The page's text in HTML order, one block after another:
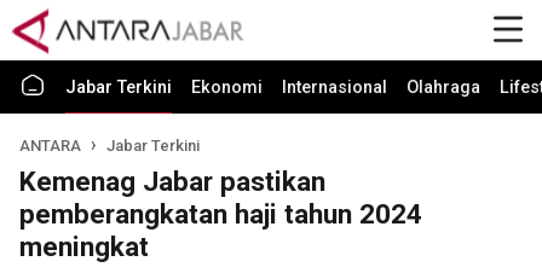
Jabar Terkini Ekonomi Internasional Olahraga
ANTARA Jabar Terkini
Kemenag Jabar pastikan
pemberangkatan haji tahun 2024
meningkat